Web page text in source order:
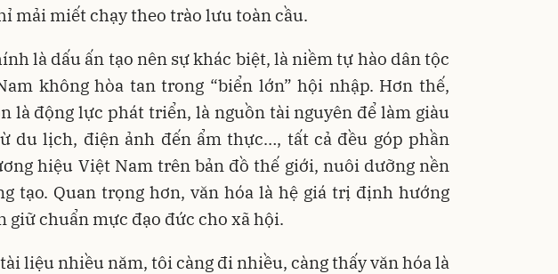
mải miết chạy theo trào lưu toàn cầu.
là dấu ấn tạo nên sự khác biệt, là niềm tự hào dân tộc
không hòa tan trong “biển lớn” hội nhập. Hơn thế,
là động lực phát triển, là nguồn tài nguyên để làm giàu
du lịch, điện ảnh đến ẩm thực…, tất cả đều góp phần
hiệu Việt Nam trên bản đồ thế giới, nuôi dưỡng nền
tạo. Quan trọng hơn, văn hóa là hệ giá trị định hướng
giữ chuẩn mực đạo đức cho xã hội.
liệu nhiều năm, tôi càng đi nhiều, càng thấy văn hóa là